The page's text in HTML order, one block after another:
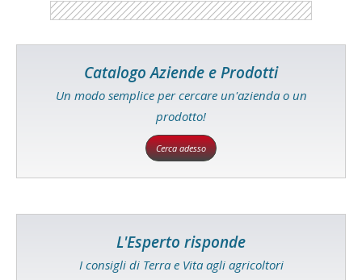
Catalogo Aziende e Prodotti
Un modo semplice per cercare un'azienda o un
prodotto!
Cerca adesso
L'Esperto risponde
I consigli di Terra e Vita agli agricoltori